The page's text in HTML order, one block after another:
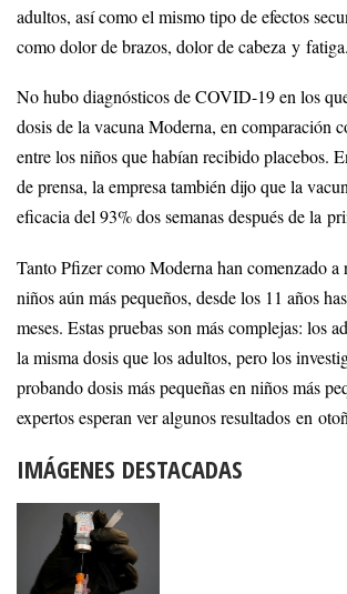
adultos, así como el mismo tipo de efectos
como dolor de brazos, dolor de cabeza y fatiga.
No hubo diagnósticos de COVID-19 en los
dosis de la vacuna Moderna, en comparación
entre los niños que habían recibido placebos.
de prensa, la empresa también dijo que la
eficacia del 93% dos semanas después de la
Tanto Pfizer como Moderna han comenzado a
niños aún más pequeños, desde los 11 años
meses. Estas pruebas son más complejas: los
la misma dosis que los adultos, pero los
probando dosis más pequeñas en niños más
expertos esperan ver algunos resultados en
IMÁGENES DESTACADAS